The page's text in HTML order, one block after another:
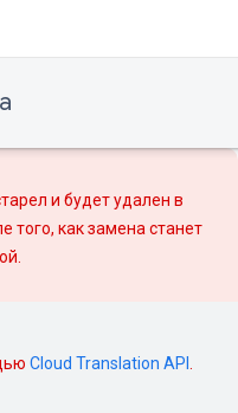
и будет удален в
того, какзамена станет
Cloud Translation API